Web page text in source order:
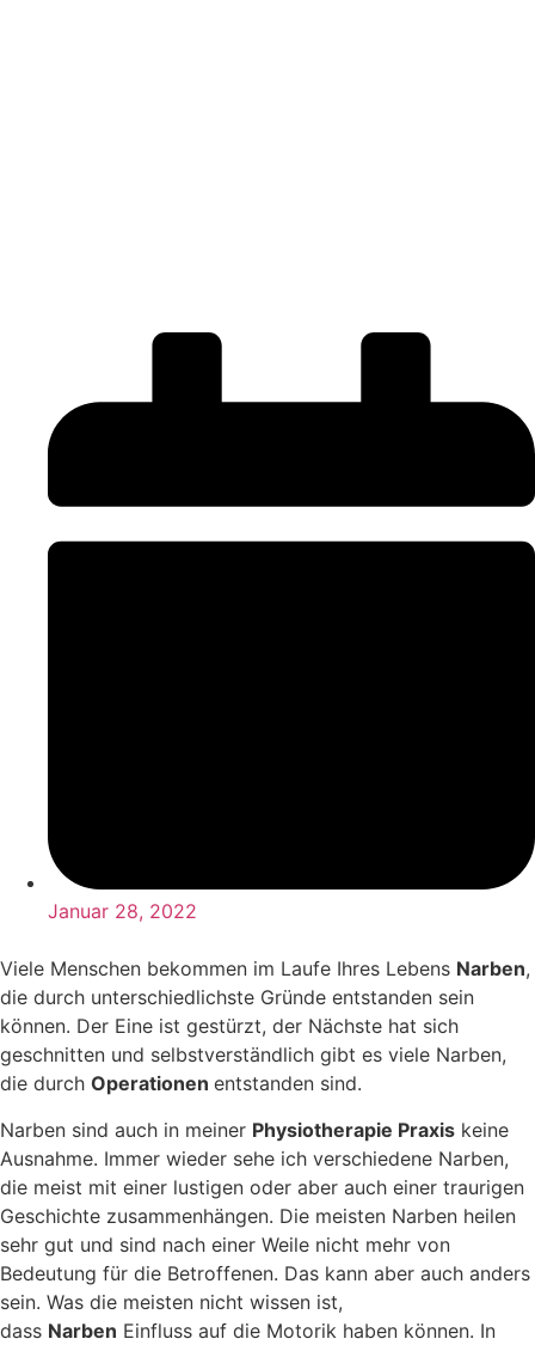
Januar 28, 2022
Viele Menschen bekommen im Laufe Ihres Lebens Narben,
die durch unterschiedlichste Gründe entstanden sein
können. Der Eine ist gestürzt, der Nächste hat sich
geschnitten und selbstverständlich gibt es viele Narben,
die durch Operationen entstanden sind.
Narben sind auch in meiner Physiotherapie Praxis keine
Ausnahme. Immer wieder sehe ich verschiedene Narben,
die meist mit einer lustigen oder aber auch einer traurigen
Geschichte zusammenhängen. Die meisten Narben heilen
sehr gut und sind nach einer Weile nicht mehr von
Bedeutung für die Betroffenen. Das kann aber auch anders
sein. Was die meisten nicht wissen ist,
dass Narben Einfluss auf die Motorik haben können. In